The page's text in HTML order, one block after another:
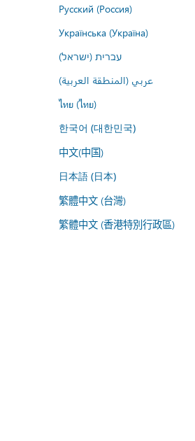
Русский (Россия)
Українська (Україна)
עברית (ישראל)
عربي (المنطقة العربية)
ไทย (ไทย)
한국어 (대한민국)
中文(中国)
日本語 (日本)
繁體中文 (台灣)
繁體中文 (香港特別行政區)